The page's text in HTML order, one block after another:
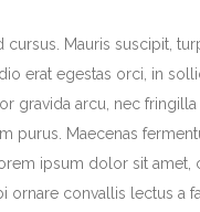
Mauris suscipit,
erat egestas orci, in
gravida arcu, nec
purus. Maecenas
ipsum dolor sit amet,
ornare convallis lectus a